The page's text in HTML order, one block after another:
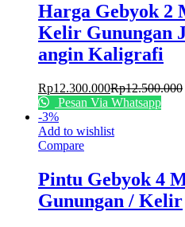
Harga Gebyok 2
Kelir Gunungan
angin Kaligrafi
Rp12.300.000Rp12.500.000
Pesan Via Whatsapp
-3%
Add to wishlist
Compare
Pintu Gebyok 4
Gunungan / Kelir